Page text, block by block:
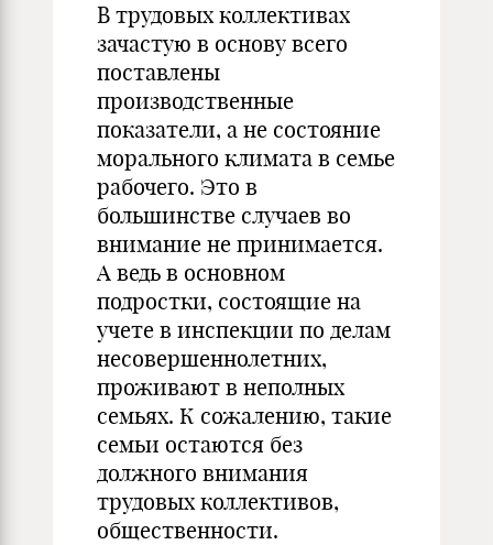
В трудовых коллективах
зачастую в основу всего
поставлены
производственные
показатели, а не состояние
морального климата в семье
рабочего. Это в
большинстве случаев во
внимание не принимается.
А ведь в основном
подростки, состоящие на
учете в инспекции по делам
несовершеннолетних,
проживают в неполных
семьях. К сожалению, такие
семьи остаются без
должного внимания
трудовых коллективов,
общественности.